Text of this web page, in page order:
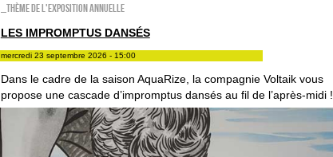
_Thème de l'exposition annuelle
LES IMPROMPTUS DANSÉS
mercredi 23 septembre 2026 - 15:00
Dans le cadre de la saison AquaRize, la compagnie Voltaik vous
propose une cascade d’impromptus dansés au fil de l’après-midi !